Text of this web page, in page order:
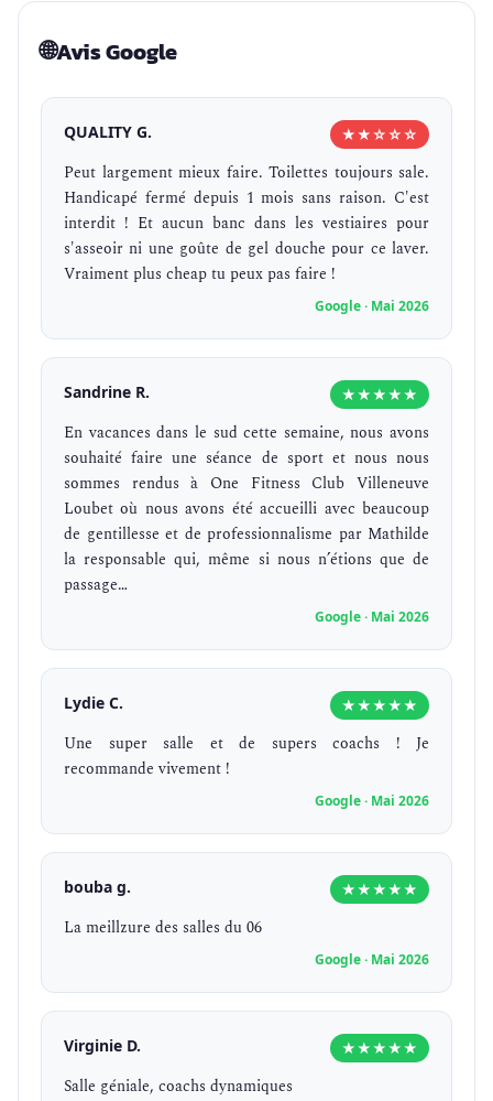
🌐Avis Google
QUALITY G. ★★☆☆☆
Peut largement mieux faire. Toilettes toujours sale.
Handicapé fermé depuis 1 mois sans raison. C'est
interdit ! Et aucun banc dans les vestiaires pour
s'asseoir ni une goûte de gel douche pour ce laver.
Vraiment plus cheap tu peux pas faire !
Google · Mai 2026
Sandrine R. ★★★★★
En vacances dans le sud cette semaine, nous avons
souhaité faire une séance de sport et nous nous
sommes rendus à One Fitness Club Villeneuve
Loubet où nous avons été accueilli avec beaucoup
de gentillesse et de professionnalisme par Mathilde
la responsable qui, même si nous n’étions que de
passage…
Google · Mai 2026
Lydie C. ★★★★★
Une super salle et de supers coachs ! Je
recommande vivement !
Google · Mai 2026
bouba g. ★★★★★
La meillzure des salles du 06
Google · Mai 2026
Virginie D. ★★★★★
Salle géniale, coachs dynamiques